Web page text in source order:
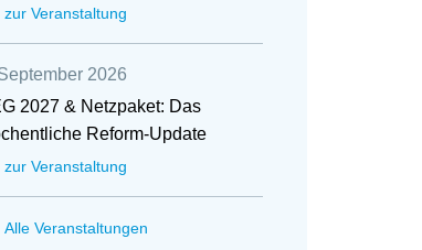
zur Veranstaltung
2026
2027 & Netzpaket: Das
Reform-Update
zur Veranstaltung
Alle Veranstaltungen